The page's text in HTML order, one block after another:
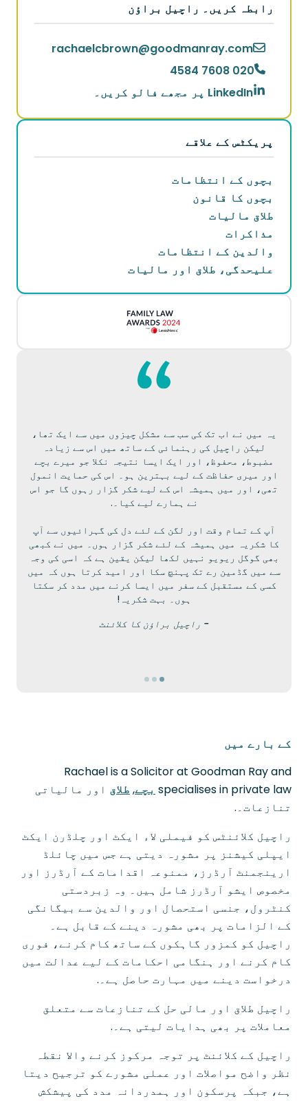
یہ میں نے اب تک کی سب سے مشکل چیزوں میں سے ایک تھا،
لیکن راچیل کی رہنمائی کے ساتھ میں اس سے زیادہ
مضبوط، محفوظ، اور ایک ایسا نتیجہ نکلا جو میرے بچے
اور میری حفاظت کے لیے بہترین ہو۔ اس کی حمایت انمول
تھی، اور میں ہمیشہ اس کے لیے شکر گزار رہوں گا جو اس
نے ہمارے لیے کیا۔.
آپ کے تمام وقت اور لگن کے لئے دل کی گہرائیوں سے آپ
کا شکریہ میں ہمیشہ کے لئے شکر گزار ہوں۔ میں نے کبھی
بھی گوگل ریویو نہیں لکھا لیکن یقین ہے کہ اسی کی وجہ
سے میں گڈمین رے تک پہنچ سکا اور امید کرتا ہوں کہ میں
کسی کے مستقبل کے سفر میں ایسا کرنے میں مدد کر سکتا
ہوں۔ بہت شکریہ!
- راچیل براؤن کا کلائنٹ
کے بارے میں
Rachael is a Solicitor at Goodman Ray and
specialises in private law بچے, طلاق اور مالیاتی
تنازعات۔.
راچیل کلائنٹس کو فیملی لاء ایکٹ اور چلڈرن ایکٹ
ایپلی کیشنز پر مشورہ دیتی ہے جس میں چائلڈ
ارینجمنٹ آرڈرز، ممنوعہ اقدامات کے آرڈرز اور
مخصوص ایشو آرڈرز شامل ہیں۔ وہ زبردستی
کنٹرول، جنسی استحصال اور والدین سے بیگانگی
کے الزامات پر بھی مشورہ دینے کے قابل ہے۔
راچیل کو کمزور گاہکوں کے ساتھ کام کرنے، فوری
کام کرنے اور ہنگامی احکامات کے لیے عدالت میں
درخواست دینے میں مہارت حاصل ہے۔.
راچیل طلاق اور مالی حل کے تنازعات سے متعلق
معاملات پر بھی ہدایات لیتی ہے۔.
راچیل کے کلائنٹ پر توجہ مرکوز کرنے والا نقطہ
نظر واضح مواصلات اور عملی مشورے کو ترجیح دیتا
ہے، جبکہ پرسکون اور ہمدردانہ مدد کی پیشکش
رابطہ کریں۔ راچیل براؤن
rachaelcbrown@goodmanray.com
020 7608 4584
LinkedIn پر مجھے فالو کریں۔
پریکٹس کے علاقے
بچوں کے انتظامات
بچوں کا قانون
طلاق مالیات
مذاکرات
والدین کے انتظامات
علیحدگی، طلاق اور مالیات